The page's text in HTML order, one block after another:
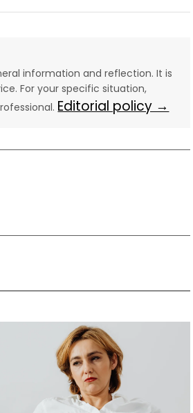
information and reflection. It is
For your specific situation,
Editorial policy →